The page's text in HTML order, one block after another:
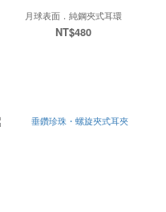
月球表面．純鋼夾式耳環
NT$480